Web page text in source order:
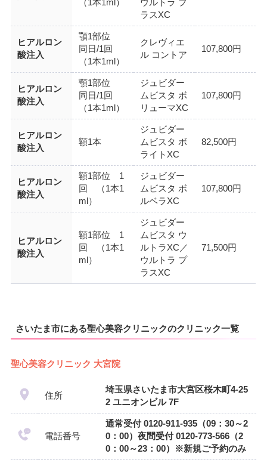
（1本1ml）
ウルトラ プ
ラスXC
ヒアルロン
酸注入
顎1部位
同日/1回
（1本1ml）
クレヴィエ
ル コントア
107,800円
ヒアルロン
酸注入
顎1部位
同日/1回
（1本1ml）
ジュビダー
ムビスタ ボ
リューマXC
107,800円
ヒアルロン
酸注入
額1本
ジュビダー
ムビスタ ボ
ライトXC
82,500円
ヒアルロン
酸注入
額1部位 1
回 （1本1
ml）
ジュビダー
ムビスタ ボ
ルベラXC
107,800円
ヒアルロン
酸注入
額1部位 1
回 （1本1
ml）
ジュビダー
ムビスタ ウ
ルトラXC／
ウルトラ プ
ラスXC
71,500円
さいたま市にある聖心美容クリニックのクリニック一覧
聖心美容クリニック 大宮院
住所
埼玉県さいたま市大宮区桜木町4-25
2 ユニオンビル 7F
電話番号
通常受付 0120-911-935（09：30～2
0：00）夜間受付 0120-773-566（2
0：00～23：00）※新規ご予約のみ